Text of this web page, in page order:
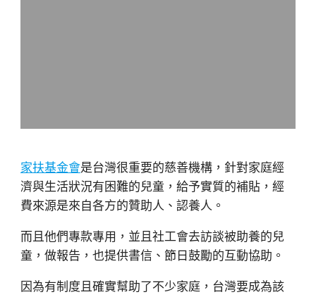
家扶基金會是台灣很重要的慈善機構，針對家庭經
濟與生活狀況有困難的兒童，給予實質的補貼，經
費來源是來自各方的贊助人、認養人。
而且他們專款專用，並且社工會去訪談被助養的兒
童，做報告，也提供書信、節日鼓勵的互動協助。
因為有制度且確實幫助了不少家庭，台灣要成為該